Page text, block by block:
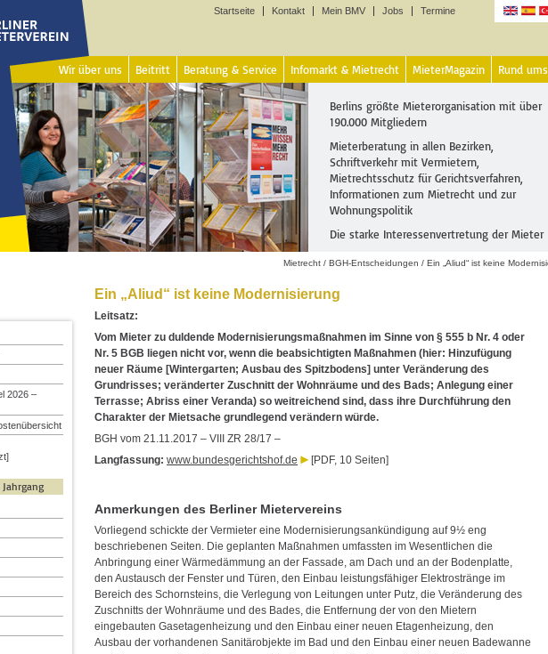
Startseite Kontakt Mein BMV Jobs Termine
Wir über uns Beitritt Beratung & Service Infomarkt & Mietrecht MieterMagazin Rund
Berlins größte Mieterorganisation mit über
190.000 Mitgliedern
Mieterberatung in allen Bezirken,
Schriftverkehr mit Vermietern,
Mietrechtsschutz für Gerichtsverfahren,
Informationen zum Mietrecht und zur
Wohnungspolitik
Die starke Interessenvertretung der Mieter
Mietrecht / BGH-Entscheidungen / Ein „Aliud“ ist keine
Ein „Aliud“ ist keine Modernisierung
Leitsatz:
Vom Mieter zu duldende Modernisierungsmaßnahmen im Sinne von § 555 b Nr. 4 oder
Nr. 5 BGB liegen nicht vor, wenn die beabsichtigten Maßnahmen (hier: Hinzufügung
neuer Räume [Wintergarten; Ausbau des Spitzbodens] unter Veränderung des
Grundrisses; veränderter Zuschnitt der Wohnräume und des Bads; Anlegung einer
Terrasse; Abriss einer Veranda) so weitreichend sind, dass ihre Durchführung den
Charakter der Mietsache grundlegend verändern würde.
BGH vom 21.11.2017 – VIII ZR 28/17 –
Langfassung: www.bundesgerichtshof.de [PDF, 10 Seiten]
Anmerkungen des Berliner Mietervereins
Vorliegend schickte der Vermieter eine Modernisierungsankündigung auf 9½ eng
beschriebenen Seiten. Die geplanten Maßnahmen umfassten im Wesentlichen die
Anbringung einer Wärmedämmung an der Fassade, am Dach und an der Bodenplatte,
den Austausch der Fenster und Türen, den Einbau leistungsfähiger Elektrostränge im
Bereich des Schornsteins, die Verlegung von Leitungen unter Putz, die Veränderung des
Zuschnitts der Wohnräume und des Bades, die Entfernung der von den Mietern
eingebauten Gasetagenheizung und den Einbau einer neuen Etagenheizung, den
Ausbau der vorhandenen Sanitärobjekte im Bad und den Einbau einer neuen Badewanne
2026 –